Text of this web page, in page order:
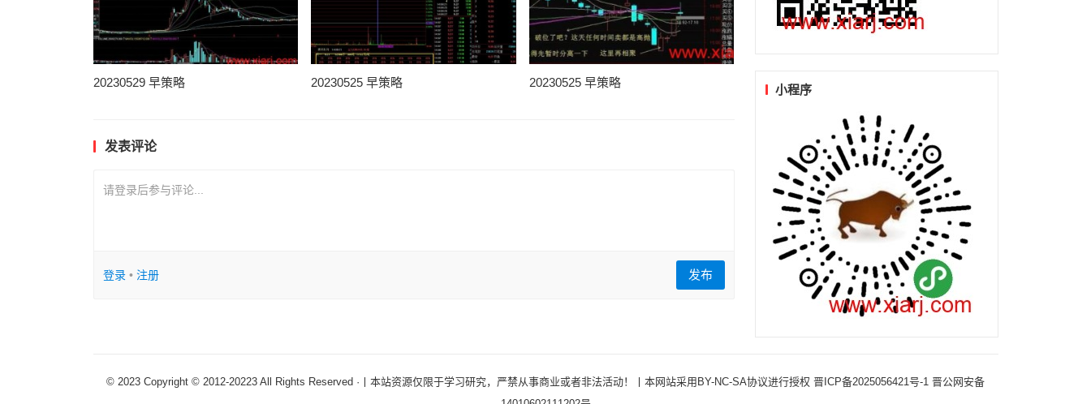
20230529 早策略 20230525 早策略 20230525 早策略
发表评论
请登录后参与评论...
登录• 注册 发布
小程序
© 2023 Copyright © 2012-20223 All Rights Reserved ·丨本站资源仅限于学习研究，严禁从事商业或者非法活动！丨本网站采用BY-NC-SA协议进行授权 晋ICP备2025056421号-1 晋公网安备